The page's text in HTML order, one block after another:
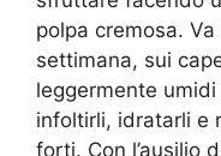
polpa cremosa.
settimana, sui
leggermente
infoltirli, idratarli e
forti. Con l’ausilio